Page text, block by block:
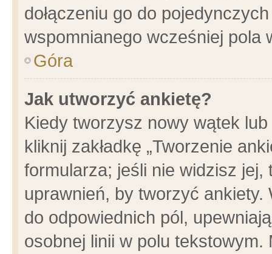
dołączeniu go do
wspomnianego wcześniej pola
Góra
Jak utworzyć ankietę?
Kiedy tworzysz nowy wątek
kliknij zakładkę „Tworzenie
formularza; jeśli nie widzisz
uprawnień, by tworzyć ankiety.
do odpowiednich pól,
osobnej linii w polu